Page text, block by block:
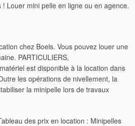
Louer mini pelle en ligne ou en agence.
chez Boels. Vous pouvez louer une
PARTICULIERS,
est disponible à la location dans
les opérations de nivellement, la
la minipelle lors de travaux
des prix en location : Minipelles